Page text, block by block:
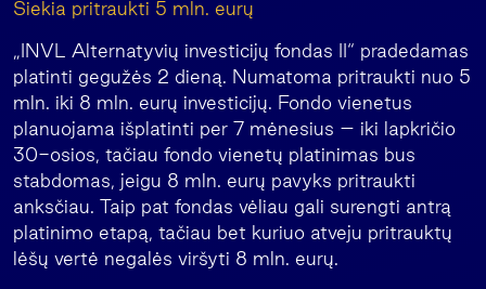
Siekia pritraukti 5 mln. eurų
„INVL Alternatyvių investicijų fondas II“ pradedamas
platinti gegužės 2 dieną. Numatoma pritraukti nuo 5
mln. iki 8 mln. eurų investicijų. Fondo vienetus
planuojama išplatinti per 7 mėnesius – iki lapkričio
30-osios, tačiau fondo vienetų platinimas bus
stabdomas, jeigu 8 mln. eurų pavyks pritraukti
anksčiau. Taip pat fondas vėliau gali surengti antrą
platinimo etapą, tačiau bet kuriuo atveju pritrauktų
lėšų vertė negalės viršyti 8 mln. eurų.